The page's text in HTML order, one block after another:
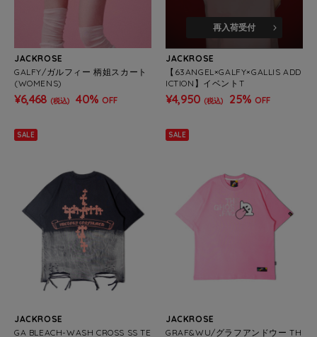
JACKROSE
GALFY/ガルフィー 柄姐スカート
(WOMENS)
¥6,468 (税込) 40% OFF
再入荷受付
JACKROSE
【63ANGEL×GALFY×GALLIS ADD
ICTION】イベントT
¥4,950 (税込) 25% OFF
SALE
JACKROSE
GA BLEACH-WASH CROSS SS TE
SALE
JACKROSE
GRAF&WU/グラフアンドウー TH